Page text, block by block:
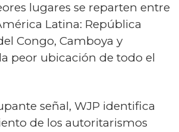
lugares se reparten entre
Latina: República
Congo, Camboya y
peor ubicación de todo el
señal, WJP identifica
de los autoritarismos